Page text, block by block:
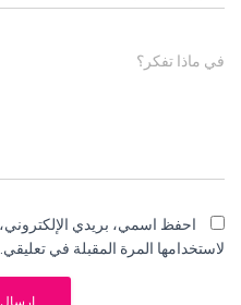
في ماذا تفكر؟
احفظ اسمي، بريدي
لاستخدامها المرة المقبلة في تعليقي.